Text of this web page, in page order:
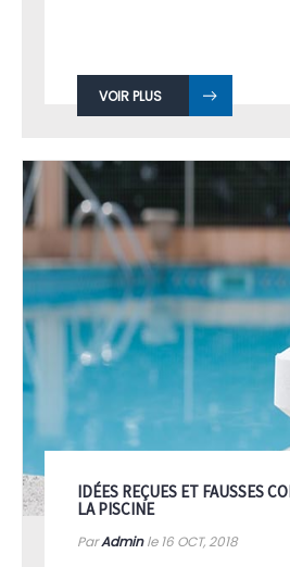
VOIR PLUS
IDÉES REÇUES ET FAUSSES
LA PISCINE
ParAdminle 16 OCT, 2018